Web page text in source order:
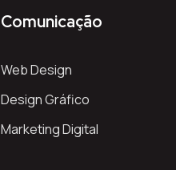
Comunicação
Web Design
Design Gráfico
Marketing Digital